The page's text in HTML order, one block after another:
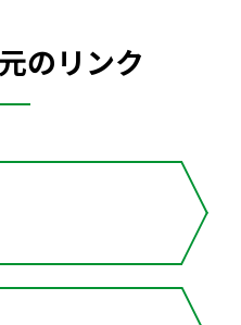
のリンク